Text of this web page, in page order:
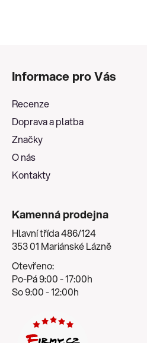
Informace pro Vás
Recenze
Doprava a platba
Značky
O nás
Kontakty
Kamenná prodejna
Hlavní třída 486/124
353 01 Mariánské Lázně
Otevřeno:
Po-Pá 9:00 - 17:00h
So 9:00 - 12:00h